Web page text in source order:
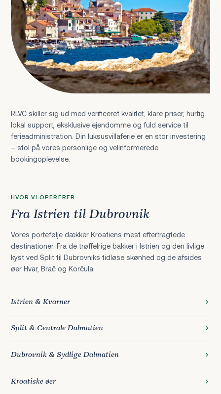
RLVC skiller sig ud med verificeret kvalitet, klare priser, hurtig
lokal support, eksklusive ejendomme og fuld service til
ferieadministration. Din luksusvillaferie er en stor investering
– stol på vores personlige og velinformerede
bookingoplevelse.
HVOR VI OPERERER
Fra Istrien til Dubrovnik
Vores portefølje dækker Kroatiens mest eftertragtede
destinationer. Fra de trøffelrige bakker i Istrien og den livlige
kyst ved Split til Dubrovniks tidløse skønhed og de afsides
øer Hvar, Brač og Korčula.
Istrien & Kvarner
Split & Centrale Dalmatien
Dubrovnik & Sydlige Dalmatien
Kroatiske øer